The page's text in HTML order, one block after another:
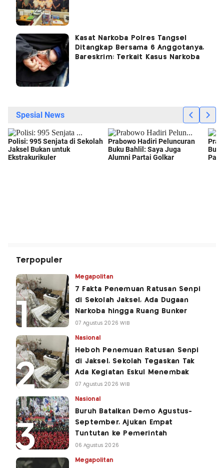
Kasat Narkoba Polres Tangsel
Ditangkap Bersama 6 Anggotanya,
Bareskrim: Terkait Kasus Narkoba
Terpopuler
Megapolitan
7 Fakta Penemuan Ratusan Senpi
di Sekolah Jaksel, Ada Dugaan
Narkoba hingga Ruang Bunker
07 Agustus 2026 WIB
Nasional
Heboh Penemuan Ratusan Senpi
di Jaksel, Sekolah Tegaskan Tak
Ada Kegiatan Eskul Menembak
07 Agustus 2026 WIB
Nasional
Buruh Batalkan Demo Agustus-
September, Ajukan Empat
Tuntutan ke Pemerintah
06 Agustus 2026
Megapolitan